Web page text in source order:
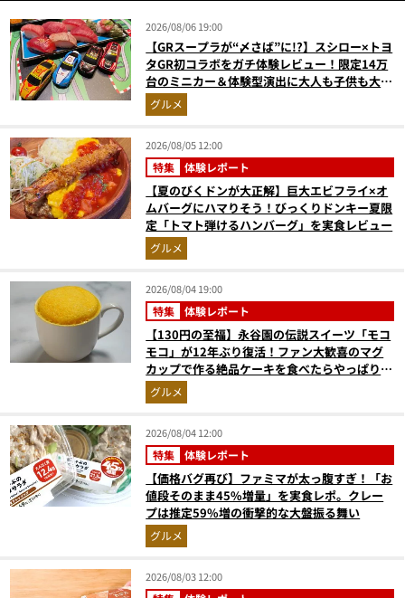
2026/08/06 19:00
【GRスープラが“〆さば”に!?】スシロー×トヨ
タGR初コラボをガチ体験レビュー！限定14万
台のミニカー＆体験型演出に大人も子供も大興
奮間違いなし
グルメ
2026/08/05 12:00
特集 体験レポート
【夏のびくドンが大正解】巨大エビフライ×オ
ムバーグにハマりそう！びっくりドンキー夏限
定「トマト弾けるハンバーグ」を実食レビュー
グルメ
2026/08/04 19:00
特集 体験レポート
【130円の至福】永谷園の伝説スイーツ「モコ
モコ」が12年ぶり復活！ファン大歓喜のマグ
カップで作る絶品ケーキを食べたらやっぱり最
高にウマかった
グルメ
2026/08/04 12:00
特集 体験レポート
【価格バグ再び】ファミマが太っ腹すぎ！「お
値段そのまま45%増量」を実食レポ。クレー
プは推定59%増の衝撃的な大盤振る舞い
グルメ
2026/08/03 12:00